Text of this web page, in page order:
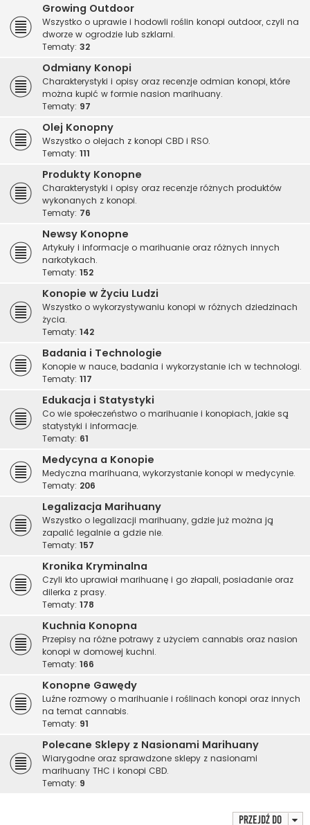
Growing Outdoor
Wszystko o uprawie i hodowli roślin konopi outdoor, czyli na
dworze w ogrodzie lub szklarni.
Tematy: 32
Odmiany Konopi
Charakterystyki i opisy oraz recenzje odmian konopi, które
można kupić w formie nasion marihuany.
Tematy: 97
Olej Konopny
Wszystko o olejach z konopi CBD i RSO.
Tematy: 111
Produkty Konopne
Charakterystyki i opisy oraz recenzje różnych produktów
wykonanych z konopi.
Tematy: 76
Newsy Konopne
Artykuły i informacje o marihuanie oraz różnych innych
narkotykach.
Tematy: 152
Konopie w Życiu Ludzi
Wszystko o wykorzystywaniu konopi w różnych dziedzinach
życia.
Tematy: 142
Badania i Technologie
Konopie w nauce, badania i wykorzystanie ich w technologi.
Tematy: 117
Edukacja i Statystyki
Co wie społeczeństwo o marihuanie i konopiach, jakie są
statystyki i informacje.
Tematy: 61
Medycyna a Konopie
Medyczna marihuana, wykorzystanie konopi w medycynie.
Tematy: 206
Legalizacja Marihuany
Wszystko o legalizacji marihuany, gdzie już można ją
zapalić legalnie a gdzie nie.
Tematy: 157
Kronika Kryminalna
Czyli kto uprawiał marihuanę i go złapali, posiadanie oraz
dilerka z prasy.
Tematy: 178
Kuchnia Konopna
Przepisy na różne potrawy z użyciem cannabis oraz nasion
konopi w domowej kuchni.
Tematy: 166
Konopne Gawędy
Luźne rozmowy o marihuanie i roślinach konopi oraz innych
na temat cannabis.
Tematy: 91
Polecane Sklepy z Nasionami Marihuany
Wiarygodne oraz sprawdzone sklepy z nasionami
marihuany THC i konopi CBD.
Tematy: 9
Przejdź do